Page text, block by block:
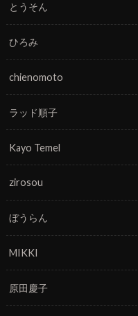
とうそん
ひろみ
chienomoto
ラッド順子
Kayo Temel
zirosou
ぼうらん
MIKKI
原田慶子